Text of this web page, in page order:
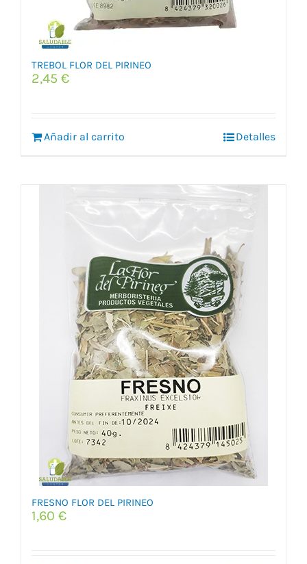
TREBOL FLOR DEL PIRINEO
2,45 €
Añadir al carrito Detalles
FRESNO FLOR DEL PIRINEO
1,60 €